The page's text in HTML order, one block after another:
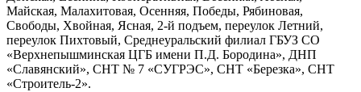
Майская, Малахитовая, Осенняя, Победы, Рябиновая,
Свободы, Хвойная, Ясная, 2-й подъем, переулок Летний,
переулок Пихтовый, Среднеуральский филиал ГБУЗ СО
«Верхнепышминская ЦГБ имени П.Д. Бородина», ДНП
«Славянский», СНТ № 7 «СУГРЭС», СНТ «Березка», СНТ
«Строитель-2».